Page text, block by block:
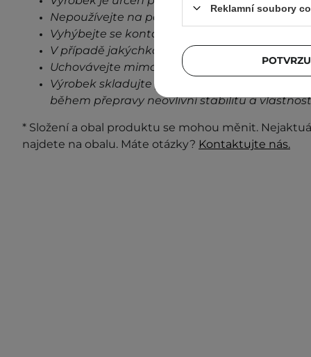
Nepoužívejte na poškozenou pokožku.
Vyhýbejte se kontaktu s očima.
V případě jakýchkoli známek podráždění,
Uchovávejte mimo dosah dětí.
Výrobek skladujte při pokojové teplotě na
během přepravy neovlivní stabilitu a
* Složení a obal produktu se mohou měnit.
najdete na obalu. Máte otázky? Kontaktujte nás.
Reklamní soubory